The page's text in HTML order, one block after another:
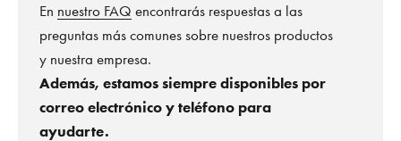
En nuestro FAQ encontrarás respuestas a las
preguntas más comunes sobre nuestros productos
y nuestra empresa.
Además, estamos siempre disponibles por
correo electrónico y teléfono para
ayudarte.